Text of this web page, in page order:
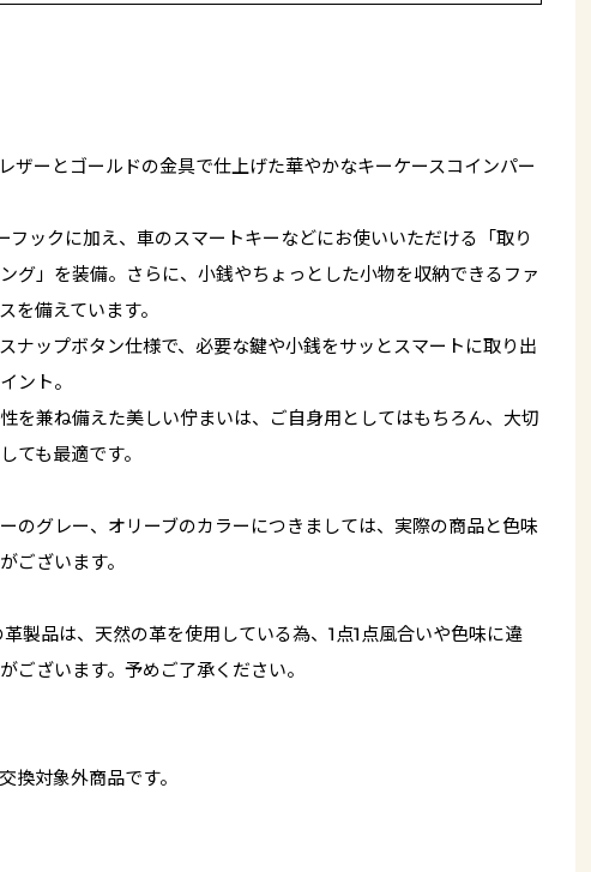
ザーとゴールドの金具で仕上げた華やかなキーケースコインパー
フックに加え、車のスマートキーなどにお使いいただける「取り
グ」を装備。さらに、小銭やちょっとした小物を収納できるファ
を備えています。
ナップボタン仕様で、必要な鍵や小銭をサッとスマートに取り出
ント。
を兼ね備えた美しい佇まいは、ご自身用としてはもちろん、大切
ても最適です。
のグレー、オリーブのカラーにつきましては、実際の商品と色味
ございます。
製品は、天然の革を使用している為、1点1点風合いや色味に違
ございます。予めご了承ください。
換対象外商品です。